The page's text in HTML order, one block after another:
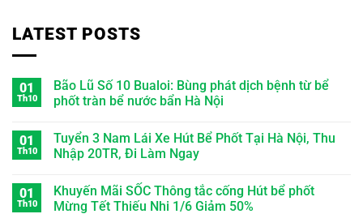
LATEST POSTS
01
Th10
Bão Lũ Số 10 Bualoi: Bùng phát dịch bệnh từ bể
phốt tràn bể nước bẩn Hà Nội
01
Th10
Tuyển 3 Nam Lái Xe Hút Bể Phốt Tại Hà Nội, Thu
Nhập 20TR, Đi Làm Ngay
01
Th10
Khuyến Mãi SỐC Thông tắc cống Hút bể phốt
Mừng Tết Thiếu Nhi 1/6 Giảm 50%